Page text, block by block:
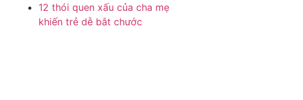
12 thói quen xấu của cha mẹ
khiến trẻ dễ bắt chước